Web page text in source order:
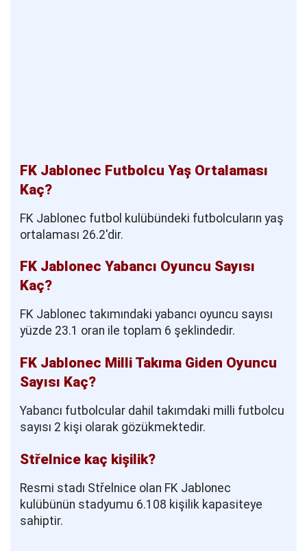
FK Jablonec Futbolcu Yaş Ortalaması
Kaç?
FK Jablonec futbol kulübündeki futbolcuların yaş
ortalaması 26.2'dir.
FK Jablonec Yabancı Oyuncu Sayısı
Kaç?
FK Jablonec takımındaki yabancı oyuncu sayısı
yüzde 23.1 oran ile toplam 6 şeklindedir.
FK Jablonec Milli Takıma Giden Oyuncu
Sayısı Kaç?
Yabancı futbolcular dahil takımdaki milli futbolcu
sayısı 2 kişi olarak gözükmektedir.
Střelnice kaç kişilik?
Resmi stadı Střelnice olan FK Jablonec
kulübünün stadyumu 6.108 kişilik kapasiteye
sahiptir.